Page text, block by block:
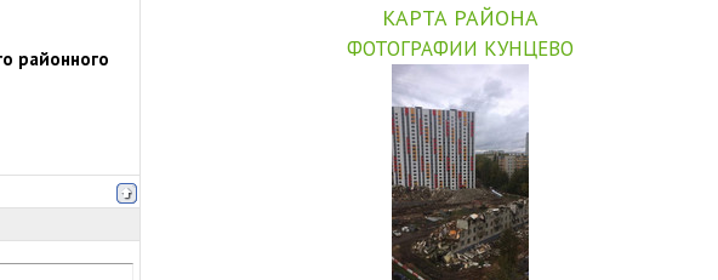
районного
КАРТА РАЙОНА
ФОТОГРАФИИ КУНЦЕВО